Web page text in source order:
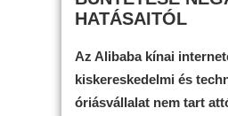
HATÁSAITÓL
Az Alibaba kínai
kiskereskedelmi és
óriásvállalat nem tart